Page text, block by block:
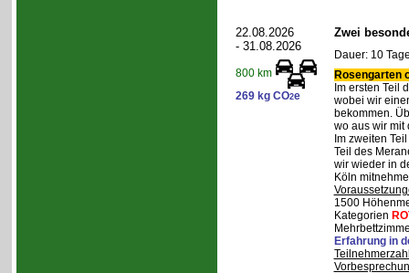
22.08.2026
- 31.08.2026
800 km
269 kg CO2e
Zwei
Dauer: 10
Rosengarten
Im ersten Teil
wobei wir
bekommen.
wo aus wir mit
Im zweiten
Teil des
wir wieder in
Köln
1500
Kategorien
Erfahrung in